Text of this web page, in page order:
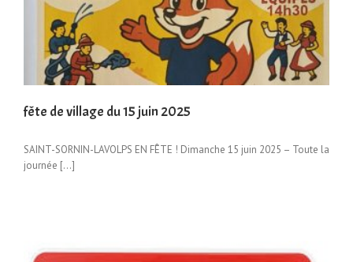
fête de village du 15 juin 2025
SAINT-SORNIN-LAVOLPS EN FÊTE ! Dimanche 15 juin 2025 – Toute la
journée […]